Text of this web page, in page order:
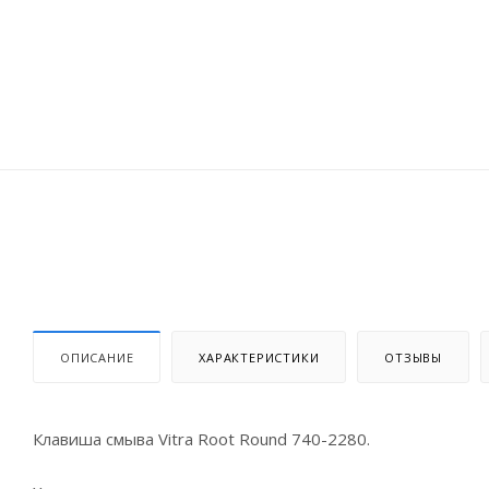
ОПИСАНИЕ ХАРАКТЕРИСТИКИ ОТЗЫВЫ
Клавиша смыва Vitra Root Round 740-2280.